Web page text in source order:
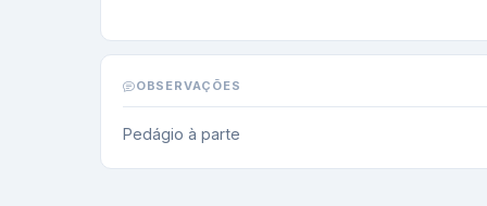
OBSERVAÇÕES
Pedágio à parte